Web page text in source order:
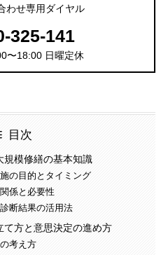
わせ専用ダイヤル
325-141
〜18:00 日曜定休
目次
規模修繕の基本知識
の目的とタイミング
係と必要性
断結果の活用法
て方と意思決定の進め方
考え方